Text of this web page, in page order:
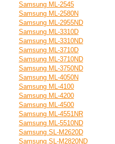
Samsung ML-2545
Samsung ML-2580N
Samsung ML-2955ND
Samsung ML-3310D
Samsung ML-3310ND
Samsung ML-3710D
Samsung ML-3710ND
Samsung ML-3750ND
Samsung ML-4050N
Samsung ML-4100
Samsung ML-4200
Samsung ML-4500
Samsung ML-4551NR
Samsung ML-5510ND
Samsung SL-M2620D
Samsung SL-M2820ND